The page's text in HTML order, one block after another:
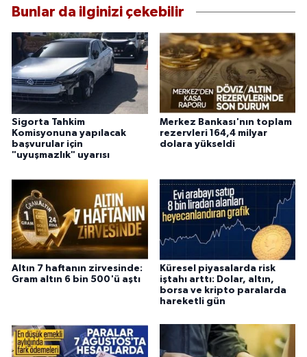
Bunlar da ilginizi çekebilir
Sigorta Tahkim
Komisyonuna yapılacak
başvurular için
"uyuşmazlık" uyarısı
Merkez Bankası'nın toplam
rezervleri 164,4 milyar
dolara yükseldi
Altın 7 haftanın zirvesinde:
Gram altın 6 bin 500'ü aştı
Küresel piyasalarda risk
iştahı arttı: Dolar, altın,
borsa ve kripto paralarda
hareketli gün